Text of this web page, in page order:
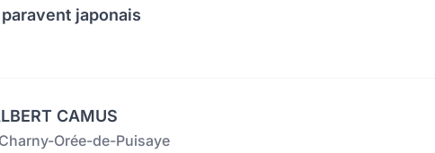
japonais
CAMUS
Charny-Orée-de-Puisaye